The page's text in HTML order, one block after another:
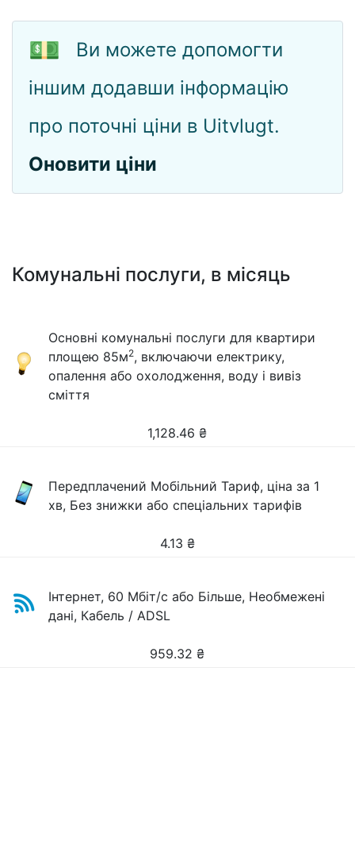
💵
Ви можете допомогти
іншим додавши інформацію
про поточні ціни в Uitvlugt.
Оновити ціни
Комунальні послуги, в місяць
Основні комунальні послуги для квартири
площею 85м2, включаючи електрику,
опалення або охолодження, воду і вивіз
сміття
1,128.46 ₴
Передплачений Мобільний Тариф, ціна за 1
хв, Без знижки або спеціальних тарифів
4.13 ₴
Інтернет, 60 Мбіт/с або Більше, Необмежені
дані, Кабель / ADSL
959.32 ₴